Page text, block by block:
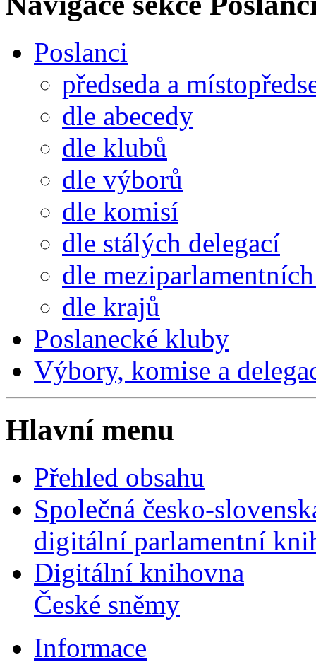
Poslanci
předseda a
dle abecedy
dle klubů
dle výborů
dle komisí
dle stálých delegací
dle
dle krajů
Poslanecké kluby
Výbory, komise a
Hlavní menu
Přehled obsahu
Společná česko-
digitální parlamentní
Digitální knihovna
České sněmy
Informace